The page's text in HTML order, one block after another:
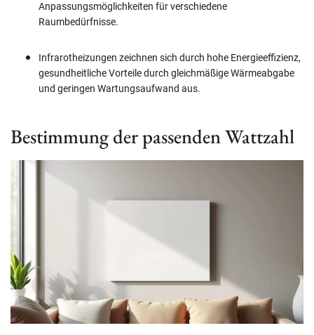
Anpassungsmöglichkeiten für verschiedene
Raumbedürfnisse.
Infrarotheizungen zeichnen sich durch hohe Energieeffizienz,
gesundheitliche Vorteile durch gleichmäßige Wärmeabgabe
und geringen Wartungsaufwand aus.
Bestimmung der passenden Wattzahl